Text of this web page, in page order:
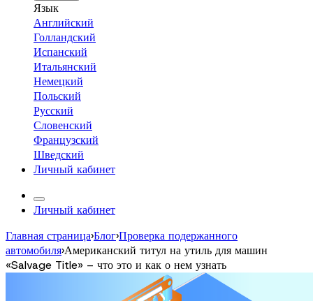
Язык
Английский
Голландский
Испанский
Итальянский
Немецкий
Польский
Русский
Словенский
Французский
Шведский
Личный кабинет
Личный кабинет
Главная страница›Блог›Проверка подержанного
автомобиля›Американский титул на утиль для машин
«Salvage Title» – что это и как о нем узнать